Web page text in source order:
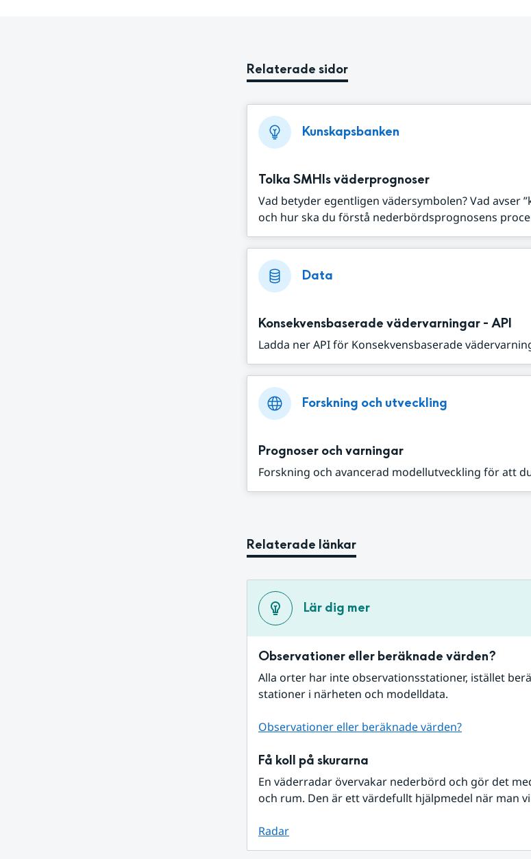
Relaterade sidor
Kunskapsbanken
Tolka SMHIs väderprognoser
Vad betyder egentligen vädersymbolen? Vad avser
och hur ska du förstå nederbördsprognosens
Data
Konsekvensbaserade vädervarningar - API
Ladda ner API för Konsekvensbaserade
Forskning och utveckling
Prognoser och varningar
Forskning och avancerad modellutveckling för att
Relaterade länkar
Lär dig mer
Observationer eller beräknade värden?
Alla orter har inte observationsstationer, istället
stationer i närheten och modelldata.
Observationer eller beräknade värden?
Få koll på skurarna
En väderradar övervakar nederbörd och gör det
och rum. Den är ett värdefullt hjälpmedel när man
Radar